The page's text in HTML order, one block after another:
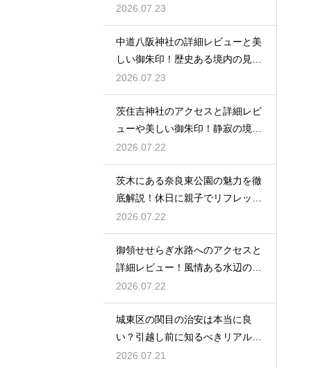
場
2026.07.23
中道八阪神社の詳細レビューと美
しい御朱印！歴史ある境内の見所
を
2026.07.23
茨住吉神社のアクセスと詳細レビ
ューや美しい御朱印！静寂の境内
へ
2026.07.22
茨木にある奈良東公園の魅力を徹
底解説！休日に親子でリフレッシ
ュ
2026.07.22
御領せせらぎ水路へのアクセスと
詳細レビュー！風情ある水辺の散
策を
2026.07.22
城東区の関目の治安は本当に良
い？引越し前に知るべきリアルな
実情
2026.07.21